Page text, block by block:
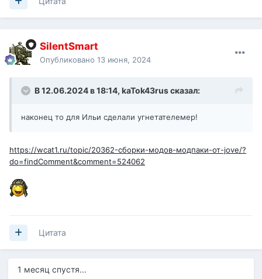
SilentSmart
Опубликовано 13 июня, 2024
В 12.06.2024 в 18:14, kaTok43rusсказал:
наконец то для Ильи сделали угнетателемер!
https://wcat1.ru/topic/20362-сборки-модов-модпаки-от-jove/?
do=findComment&comment=524062
Цитата
1 месяц спустя...